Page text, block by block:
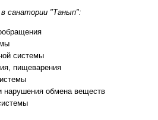
в санатории "Танып":
системы
пищеварения
нарушения обмена веществ